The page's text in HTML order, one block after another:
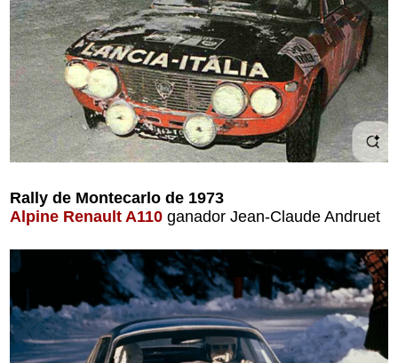
Rally de Montecarlo de 1973
Alpine Renault A110 ganador Jean-Claude Andruet